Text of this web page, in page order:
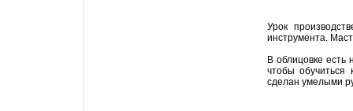
Урок
инструмента.
В облицовке есть
чтобы
сделан умелыми